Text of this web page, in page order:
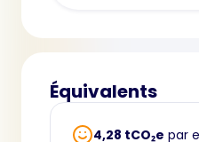
Équivalents
4,28 tCO₂e par